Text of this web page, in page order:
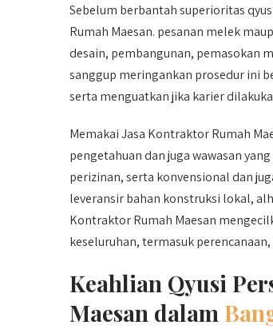
Sebelum berbantah superioritas
Rumah Maesan. pesanan melek
desain, pembangunan, pemasokan
sanggup meringankan prosedur ini
serta menguatkan jika karier
Memakai Jasa Kontraktor Rumah
pengetahuan dan juga wawasan
perizinan, serta konvensional dan
leveransir bahan konstruksi lokal,
Kontraktor Rumah Maesan
keseluruhan, termasuk
Keahlian Qyusi
Maesan dalam